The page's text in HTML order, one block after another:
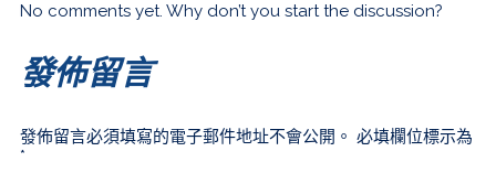
No comments yet. Why don’t you start the discussion?
發佈留言
發佈留言必須填寫的電子郵件地址不會公開。 必填欄位標示為
*